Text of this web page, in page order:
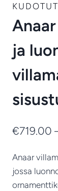
ja
€719.00
Anaar
jossa